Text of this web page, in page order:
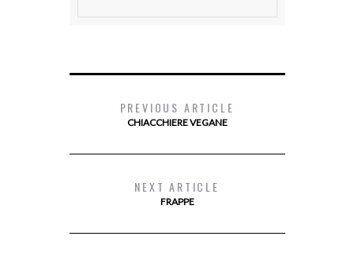
PREVIOUS ARTICLE
CHIACCHIERE VEGANE
NEXT ARTICLE
FRAPPE